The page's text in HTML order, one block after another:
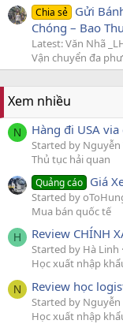
Chia sẻ Gửi
Chóng – Bao
Latest: Văn Nhã
Vận chuyển đa
Xem nhiều
N Hàng đi USA
Started by Nguyễn
Thủ tục hải quan
Quảng cáo Giá
Started by
Mua bán quốc tế
H Review CHÍNH
Started by Hà Linh
Học xuất nhập
N Review học
Started by Nguyễn
Học xuất nhập